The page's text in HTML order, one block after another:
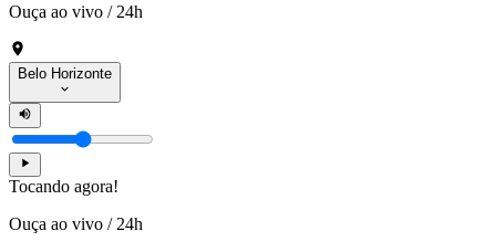
Ouça ao vivo / 24h
Belo Horizonte
Tocando agora!
Ouça ao vivo / 24h